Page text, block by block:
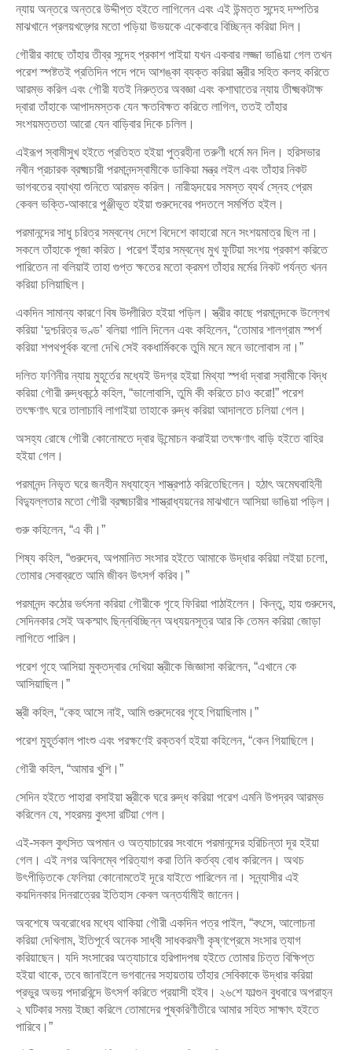
ন্যায় অন্তরে অন্তরে উদ্দীপ্ত হইতে লাগিলেন এবং এই উন্মত্ত সন্দেহ দম্পতির
মাঝখানে প্রলয়খড়্গের মতো পড়িয়া উভয়কে একেবারে বিচ্ছিন্ন করিয়া দিল।
গৌরীর কাছে তাঁহার তীব্র সন্দেহ প্রকাশ পাইয়া যখন একবার লজ্জা ভাঙিয়া গেল তখন
পরেশ স্পষ্টতই প্রতিদিন পদে পদে আশঙ্কা ব্যক্ত করিয়া স্ত্রীর সহিত কলহ করিতে
আরম্ভ করিল এবং গৌরী যতই নিরুত্তর অবজ্ঞা এবং কশাঘাতের ন্যায় তীক্ষ্মকটাক্ষ
দ্বারা তাঁহাকে আপাদমস্তক যেন ক্ষতবিক্ষত করিতে লাগিল, ততই তাঁহার
সংশয়মত্ততা আরো যেন বাড়িবার দিকে চলিল।
এইরূপ স্বামীসুখ হইতে প্রতিহত হইয়া পুত্রহীনা তরুণী ধর্মে মন দিল। হরিসভার
নবীন প্রচারক ব্রক্ষ্মচারী পরমানন্দস্বামীকে ডাকিয়া মন্ত্র লইল এবং তাঁহার নিকট
ভাগবতের ব্যাখ্যা শুনিতে আরম্ভ করিল। নারীহৃদয়ের সমস্ত ব্যর্থ স্নেহ প্রেম
কেবল ভক্তি-আকারে পুঞ্জীভূত হইয়া গুরুদেবের পদতলে সমর্পিত হইল।
পরমানন্দের সাধু চরিত্র সম্বন্ধে দেশে বিদেশে কাহারো মনে সংশয়মাত্র ছিল না।
সকলে তাঁহাকে পূজা করিত। পরেশ ইঁহার সম্বন্ধে মুখ ফুটিয়া সংশয় প্রকাশ করিতে
পারিতেন না বলিয়াই তাহা গুপ্ত ক্ষতের মতো ক্রমশ তাঁহার মর্মের নিকট পর্যন্ত খনন
করিয়া চলিয়াছিল।
একদিন সামান্য কারণে বিষ উদ্গীরিত হইয়া পড়িল। স্ত্রীর কাছে পরমানন্দকে উল্লেখ
করিয়া ‘দুশ্চরিত্র ভণ্ড’ বলিয়া গালি দিলেন এবং কহিলেন, “তোমার শালগ্রাম স্পর্শ
করিয়া শপথপূর্বক বলো দেখি সেই বকধার্মিককে তুমি মনে মনে ভালোবাস না।”
দলিত ফণিনীর ন্যায় মুহূর্তের মধ্যেই উদগ্র হইয়া মিথ্যা স্পর্ধা দ্বারা স্বামীকে বিদ্ধ
করিয়া গৌরী রুদ্ধকন্ঠে কহিল, “ভালোবাসি, তুমি কী করিতে চাও করো!” পরেশ
তৎক্ষণাৎ ঘরে তালাচাবি লাগাইয়া তাহাকে রুদ্ধ করিয়া আদালতে চলিয়া গেল।
অসহ্য রোষে গৌরী কোনোমতে দ্বার উন্মোচন করাইয়া তৎক্ষণাৎ বাড়ি হইতে বাহির
হইয়া গেল।
পরমানন্দ নিভৃত ঘরে জনহীন মধ্যাহ্নে শাস্ত্রপাঠ করিতেছিলেন। হঠাৎ অমেঘবাহিনী
বিদ্যুল্লতার মতো গৌরী ব্রক্ষ্মচারীর শাস্ত্রাধ্যয়নের মাঝখানে আসিয়া ভাঙিয়া পড়িল।
গুরু কহিলেন, “এ কী।”
শিষ্য কহিল, “গুরুদেব, অপমানিত সংসার হইতে আমাকে উদ্ধার করিয়া লইয়া চলো,
তোমার সেবাব্রতে আমি জীবন উৎসর্গ করিব।”
পরমানন্দ কঠোর ভর্ৎসনা করিয়া গৌরীকে গৃহে ফিরিয়া পাঠাইলেন। কিন্তু, হায় গুরুদেব,
সেদিনকার সেই অকস্মাৎ ছিন্নবিচ্ছিন্ন অধ্যয়নসূত্র আর কি তেমন করিয়া জোড়া
লাগিতে পারিল।
পরেশ গৃহে আসিয়া মুক্তদ্বার দেখিয়া স্ত্রীকে জিজ্ঞাসা করিলেন, “এখানে কে
আসিয়াছিল।”
স্ত্রী কহিল, “কেহ আসে নাই, আমি গুরুদেবের গৃহে গিয়াছিলাম।”
পরেশ মুহূর্তকাল পাংশু এবং পরক্ষণেই রক্তবর্ণ হইয়া কহিলেন, “কেন গিয়াছিলে।
গৌরী কহিল, “আমার খুশি।”
সেদিন হইতে পাহারা বসাইয়া স্ত্রীকে ঘরে রুদ্ধ করিয়া পরেশ এমনি উপদ্রব আরম্ভ
করিলেন যে, শহরময় কুৎসা রটিয়া গেল।
এই-সকল কুৎসিত অপমান ও অত্যাচারের সংবাদে পরমানন্দের হরিচিন্তা দূর হইয়া
গেল। এই নগর অবিলম্বে পরিত্যাগ করা তিনি কর্তব্য বোধ করিলেন। অথচ
উৎপীড়িতকে ফেলিয়া কোনোমতেই দূরে যাইতে পারিলেন না। সন্ন্যাসীর এই
কয়দিনকার দিনরাত্রের ইতিহাস কেবল অন্তর্যামীই জানেন।
অবশেষে অবরোধের মধ্যে থাকিয়া গৌরী একদিন পত্র পাইল, “বৎসে, আলোচনা
করিয়া দেখিলাম, ইতিপূর্বে অনেক সাধ্বী সাধকরমণী কৃষ্ণপ্রেমে সংসার ত্যাগ
করিয়াছেন। যদি সংসারের অত্যাচারে হরিপাদপদ্ম হইতে তোমার চিত্ত বিক্ষিপ্ত
হইয়া থাকে, তবে জানাইলে ভগবানের সহায়তায় তাঁহার সেবিকাকে উদ্ধার করিয়া
প্রভুর অভয় পদারবিন্দে উৎসর্গ করিতে প্রয়াসী হইব। ২৬শে ফাল্গুন বুধবারে অপরাহ্ন
২ ঘটিকার সময় ইচ্ছা করিলে তোমাদের পুষ্করিণীতীরে আমার সহিত সাক্ষাৎ হইতে
পারিবে।”